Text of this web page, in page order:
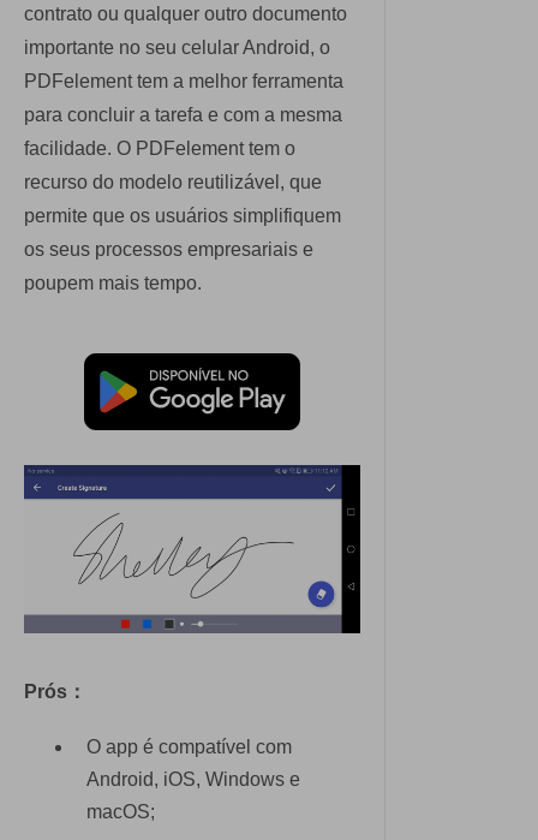
contrato ou qualquer outro documento
importante no seu celular Android, o
PDFelement tem a melhor ferramenta
para concluir a tarefa e com a mesma
facilidade. O PDFelement tem o
recurso do modelo reutilizável, que
permite que os usuários simplifiquem
os seus processos empresariais e
poupem mais tempo.
Prós：
O app é compatível com
Android, iOS, Windows e
macOS;